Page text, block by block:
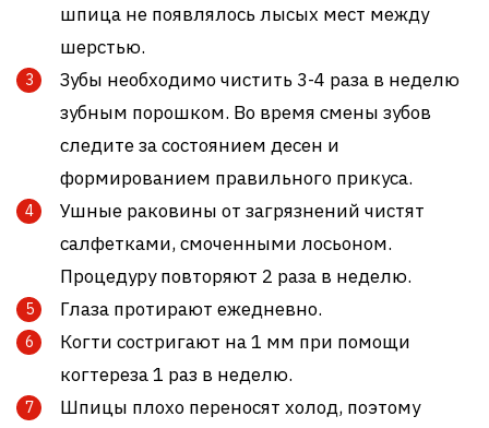
шпица не появлялось лысых мест между
шерстью.
Зубы необходимо чистить 3-4 раза в неделю
зубным порошком. Во время смены зубов
следите за состоянием десен и
формированием правильного прикуса.
Ушные раковины от загрязнений чистят
салфетками, смоченными лосьоном.
Процедуру повторяют 2 раза в неделю.
Глаза протирают ежедневно.
Когти состригают на 1 мм при помощи
когтереза 1 раз в неделю.
Шпицы плохо переносят холод, поэтому